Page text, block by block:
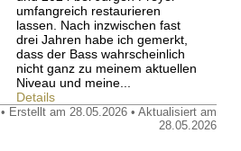
umfangreich restaurieren
lassen. Nach inzwischen fast
drei Jahren habe ich gemerkt,
dass der Bass wahrscheinlich
nicht ganz zu meinem aktuellen
Niveau und meine...
Details
• Erstellt am 28.05.2026 • Aktualisiert am
28.05.2026